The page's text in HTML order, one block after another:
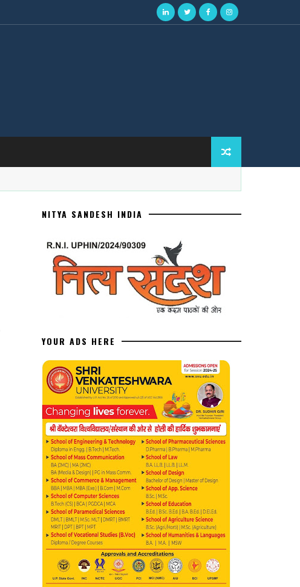
NITYA SANDESH INDIA
YOUR ADS HERE